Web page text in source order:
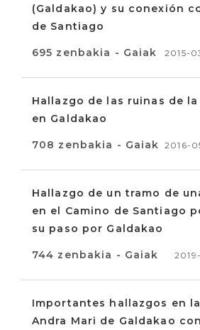
(Galdakao) y su conexión
de Santiago
695 zenbakia - Gaiak 2015-
Hallazgo de las ruinas de
en Galdakao
708 zenbakia - Gaiak 2016-
Hallazgo de un tramo de
en el Camino de Santiago
su paso por Galdakao
744 zenbakia - Gaiak
Importantes hallazgos en
Andra Mari de Galdakao